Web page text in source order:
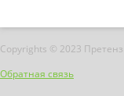
Copyrights © 2023
Обратная связь